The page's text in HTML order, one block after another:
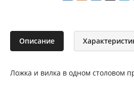
Описание
Ложка и вилка в одном столовом